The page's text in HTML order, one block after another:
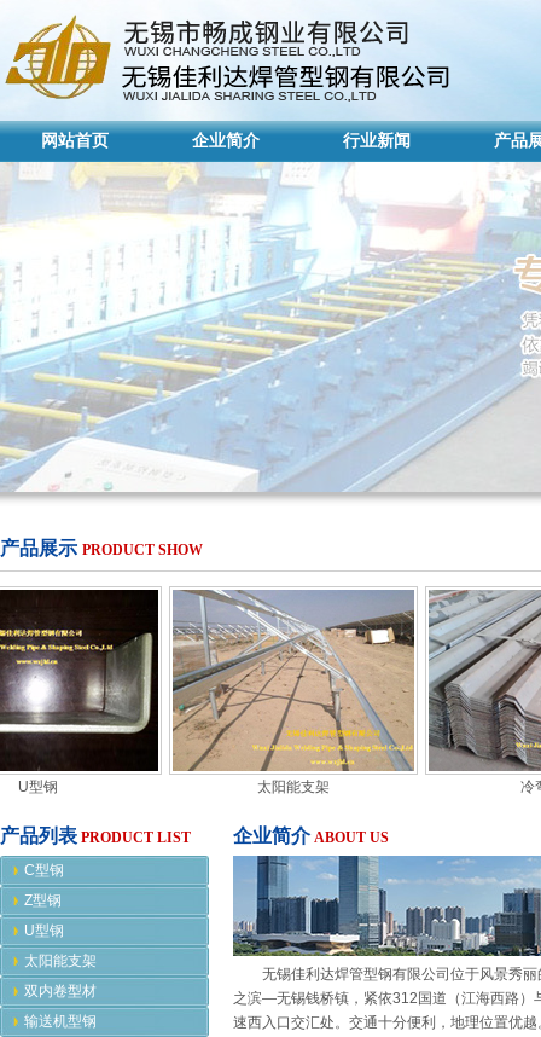
网站首页
网站首页
企业简介
企业简介
行业新闻 产品
产品
产品展示 PRODUCT SHOW
U型钢 太阳能支架 冷弯
产品列表 PRODUCT LIST
C型钢
Z型钢
U型钢
太阳能支架
双内卷型材
输送机型钢
企业简介 ABOUT US
无锡佳利达焊管型钢有限公司位于风景秀丽
之滨—无锡钱桥镇，紧依312国道（江海西路）
速西入口交汇处。交通十分便利，地理位置优越